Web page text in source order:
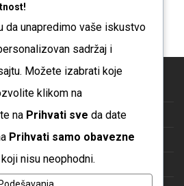
da unapredimo vaše iskustvo
sadržaj i
Možete izabrati koje
klikom na
na Prihvati sve da date
Prihvati samo obavezne
nisu neophodni.